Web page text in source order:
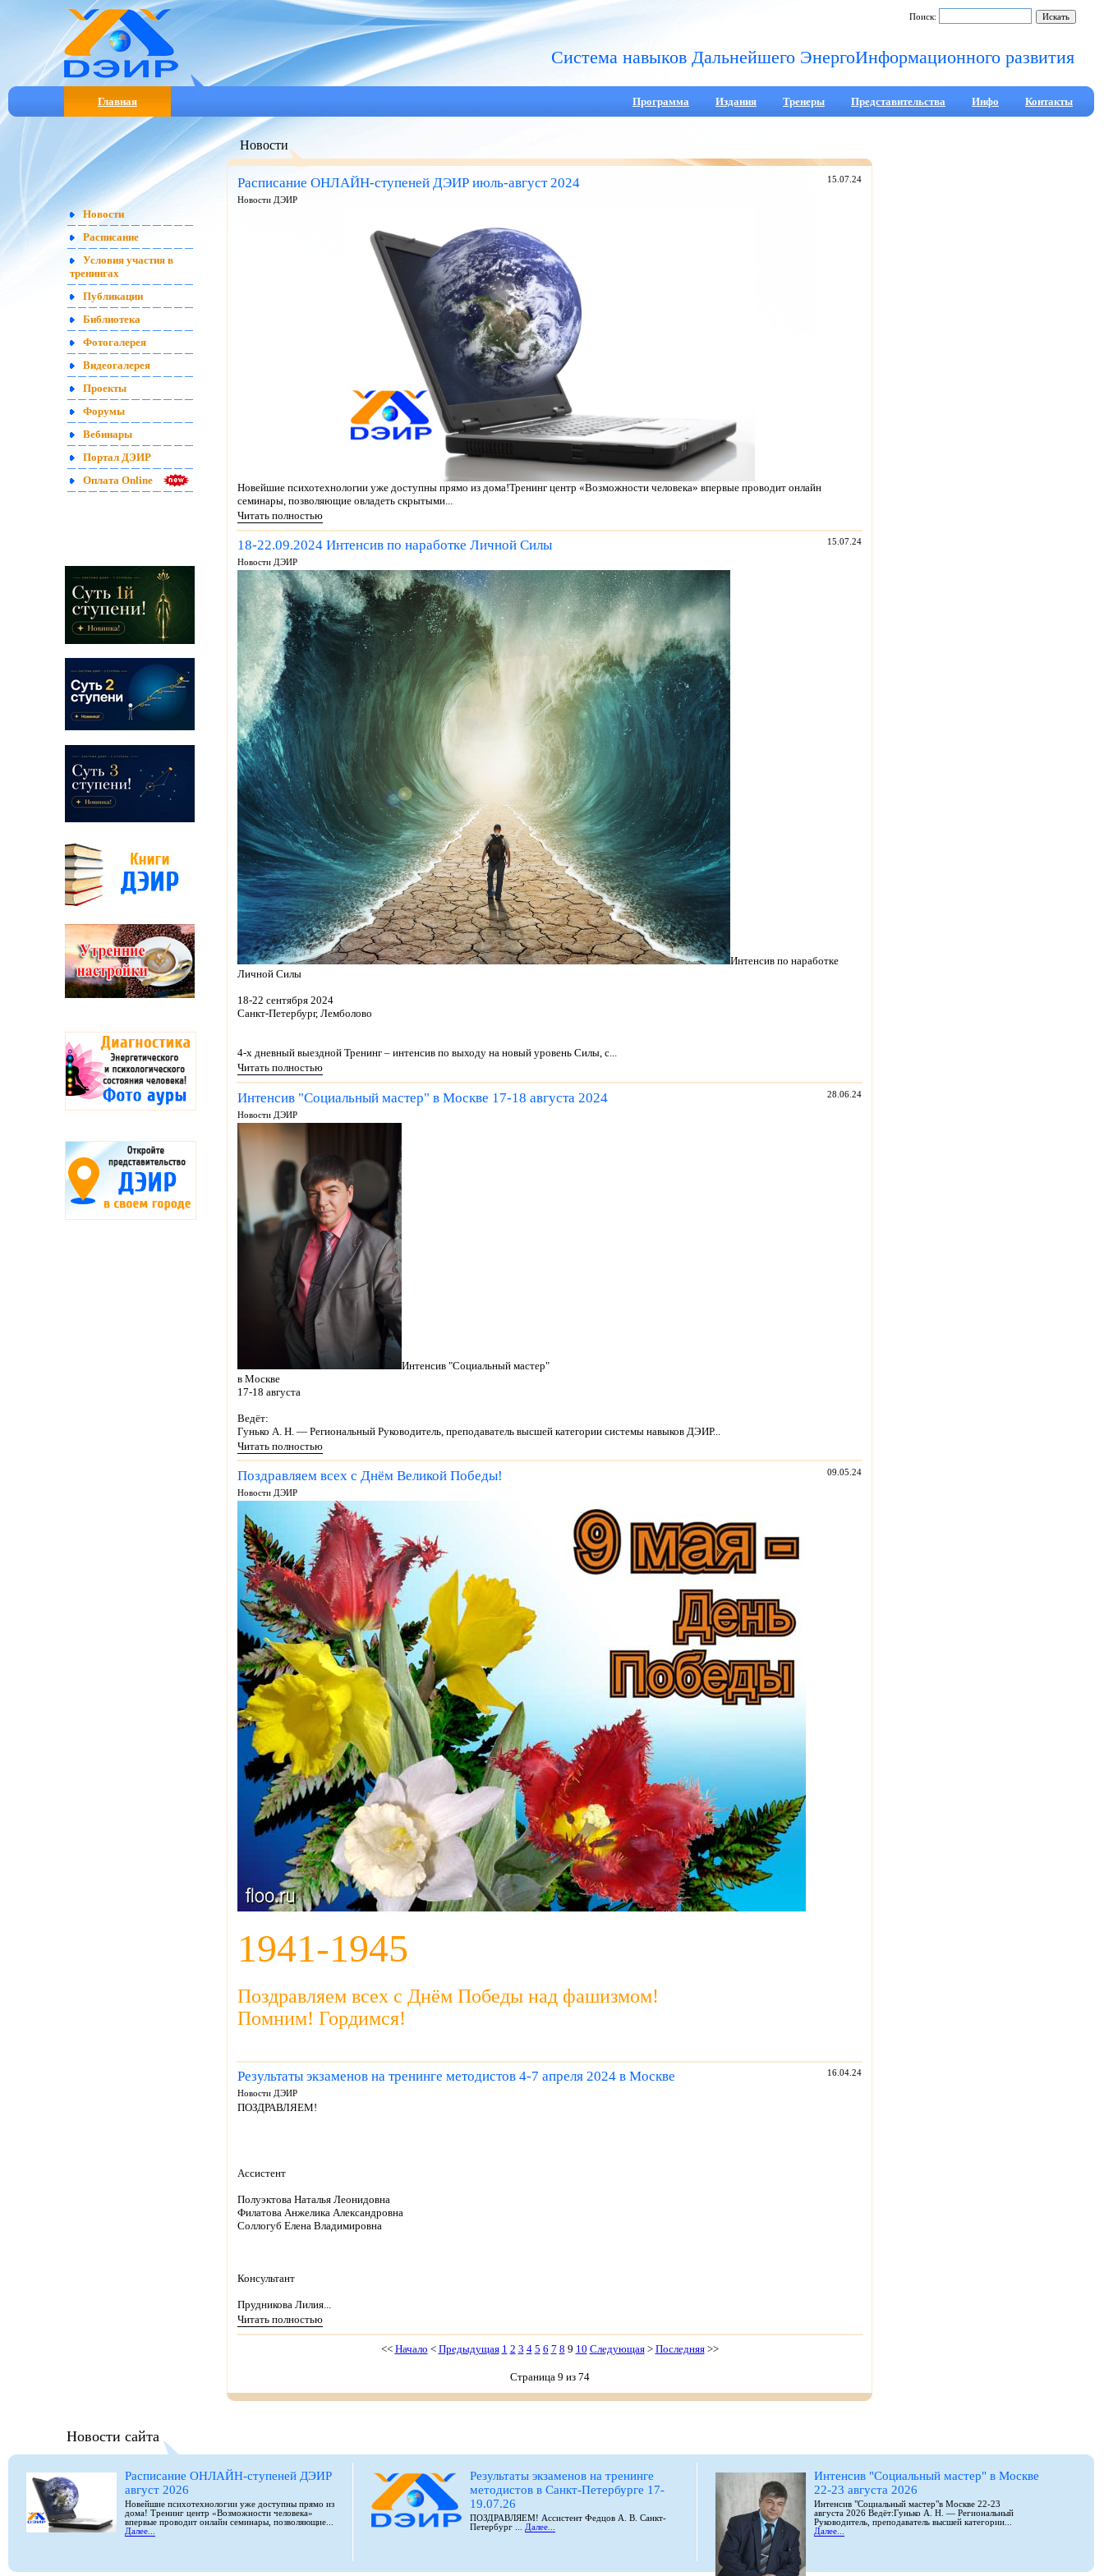
Поиск:
Система навыков Дальнейшего ЭнергоИнформационного развития
Контакты
Инфо
Главная Представительства
Тренеры
Издания
Программа
Новости
Расписание
Условия участия в
тренингах
Публикации
Библиотека
Фотогалерея
Видеогалерея
Проекты
Форумы
Вебинары
Портал ДЭИР
Оплата Online
Новости
Расписание ОНЛАЙН-ступеней ДЭИР июль-август 2024 15.07.24
Новости ДЭИР
Новейшие психотехнологии уже доступны прямо из дома!Тренинг центр «Возможности человека» впервые проводит онлайн
семинары, позволяющие овладеть скрытыми...
Читать полностью
18-22.09.2024 Интенсив по наработке Личной Силы 15.07.24
Новости ДЭИР
Интенсив по наработке
Личной Силы
18-22 сентября 2024
Санкт-Петербург, Лемболово
4-х дневный выездной Тренинг – интенсив по выходу на новый уровень Силы, с...
Читать полностью
Интенсив "Социальный мастер" в Москве 17-18 августа 2024 28.06.24
Новости ДЭИР
Интенсив "Социальный мастер"
в Москве
17-18 августа
Ведёт:
Гунько А. Н. — Региональный Руководитель, преподаватель высшей категории системы навыков ДЭИР...
Читать полностью
Поздравляем всех с Днём Великой Победы! 09.05.24
Новости ДЭИР
1941-1945
Поздравляем всех с Днём Победы над фашизмом!
Помним! Гордимся!
Результаты экзаменов на тренинге методистов 4-7 апреля 2024 в Москве 16.04.24
Новости ДЭИР
ПОЗДРАВЛЯЕМ!
Ассистент
Полуэктова Наталья Леонидовна
Филатова Анжелика Александровна
Соллогуб Елена Владимировна
Консультант
Прудникова Лилия...
Читать полностью
<< Начало < Предыдущая 1 2 3 4 5 6 7 8 9 10 Следующая> Последняя>>
Страница 9 из 74
Новости сайта
Расписание ОНЛАЙН-ступеней ДЭИР
август 2026
Новейшие психотехнологии уже доступны прямо из
дома! Тренинг центр «Возможности человека»
впервые проводит онлайн семинары, позволяющие...
Далее...
Результаты экзаменов на тренинге
методистов в Санкт-Петербурге 17-
19.07.26
ПОЗДРАВЛЯЕМ! Ассистент Федцов А. В. Санкт-
Петербург ...
Далее...
Интенсив "Социальный мастер" в Москве
22-23 августа 2026
Интенсив "Социальный мастер"в Москве 22-23
августа 2026 Ведёт:Гунько А. Н. — Региональный
Руководитель, преподаватель высшей категории...
Далее...